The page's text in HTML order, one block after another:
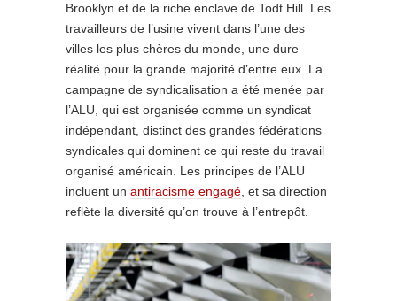
Brooklyn et de la riche enclave de Todt Hill. Les
travailleurs de l’usine vivent dans l’une des
villes les plus chères du monde, une dure
réalité pour la grande majorité d’entre eux. La
campagne de syndicalisation a été menée par
l’ALU, qui est organisée comme un syndicat
indépendant, distinct des grandes fédérations
syndicales qui dominent ce qui reste du travail
organisé américain. Les principes de l’ALU
incluent un antiracisme engagé, et sa direction
reflète la diversité qu’on trouve à l’entrepôt.